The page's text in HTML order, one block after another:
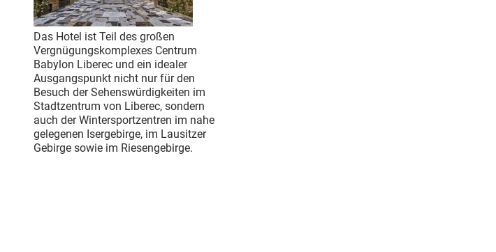
Das Hotel ist Teil des großen
Vergnügungskomplexes Centrum
Babylon Liberec und ein idealer
Ausgangspunkt nicht nur für den
Besuch der Sehenswürdigkeiten im
Stadtzentrum von Liberec, sondern
auch der Wintersportzentren im nahe
gelegenen Isergebirge, im Lausitzer
Gebirge sowie im Riesengebirge.